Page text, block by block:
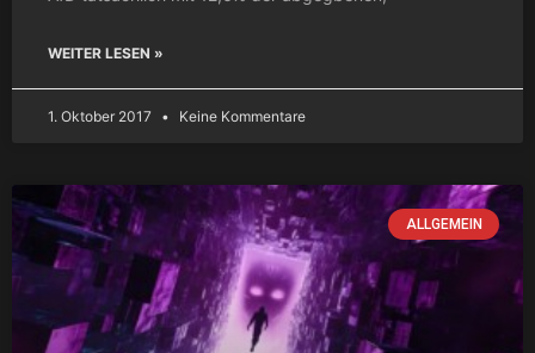
WEITER LESEN »
1. Oktober 2017 Keine Kommentare
ALLGEMEIN